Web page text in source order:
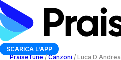
SCARICA L'APP
PraiseTune / Canzoni / Luca D Andrea